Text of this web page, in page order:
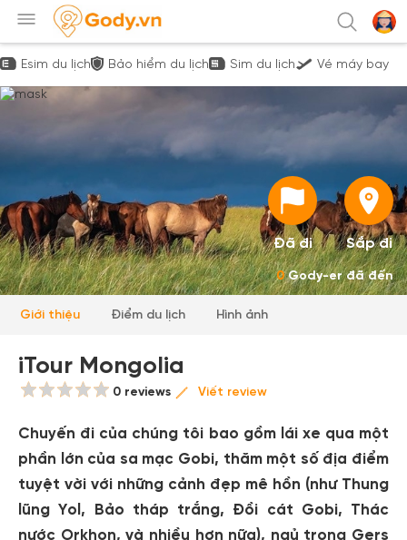
Esim du lịch Bảo hiểm du lịch Sim du lịch Vé máy bay
Đã đi Sắp đi
0Gody-er đã đến
Giới thiệu Điểm du lịch Hình ảnh
iTour Mongolia
0 reviews Viết review
Chuyến đi của chúng tôi bao gồm lái xe qua một
phần lớn của sa mạc Gobi, thăm một số địa điểm
tuyệt vời với những cảnh đẹp mê hồn (như Thung
lũng Yol, Bảo tháp trắng, Đồi cát Gobi, Thác
nước Orkhon, và nhiều hơn nữa), ngủ trong Gers